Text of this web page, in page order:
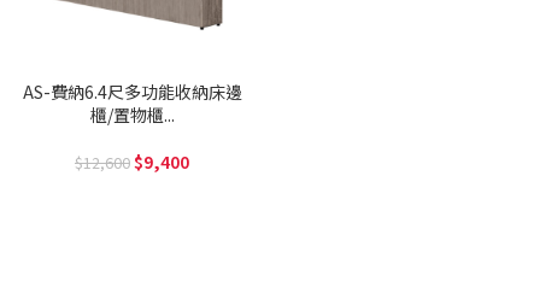
AS-費納6.4尺多功能收納床邊
櫃/置物櫃...
12,600 9,400